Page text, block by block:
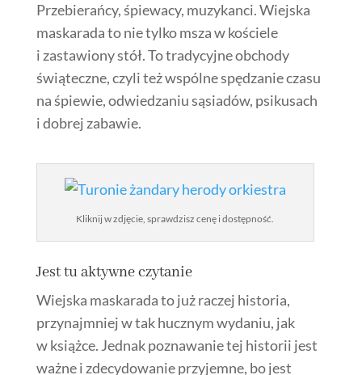
Przebierańcy, śpiewacy, muzykanci. Wiejska
maskarada to nie tylko msza w kościele
i zastawiony stół. To tradycyjne obchody
świąteczne, czyli też wspólne spędzanie czasu
na śpiewie, odwiedzaniu sąsiadów, psikusach
i dobrej zabawie.
Kliknij w zdjęcie, sprawdzisz cenę i dostępność.
Jest tuaktywne czytanie
Wiejska maskarada to już raczej historia,
przynajmniej w tak hucznym wydaniu, jak
w książce. Jednak poznawanie tej historii jest
ważne i zdecydowanie przyjemne, bo jest